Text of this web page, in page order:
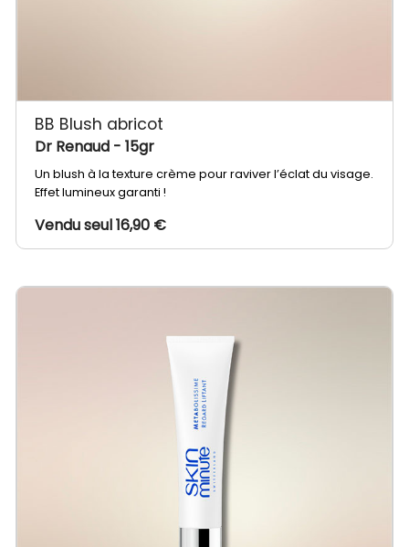
BB Blush abricot
Dr Renaud - 15gr
Un blush à la texture crème pour raviver l’éclat du visage.
Effet lumineux garanti !
Vendu seul 16,90 €